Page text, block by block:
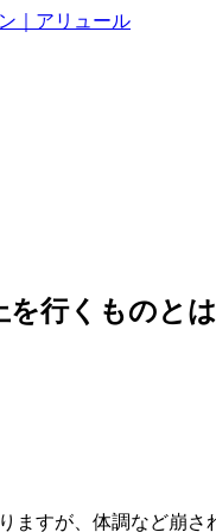
行くものとは
ますが、体調など崩さ